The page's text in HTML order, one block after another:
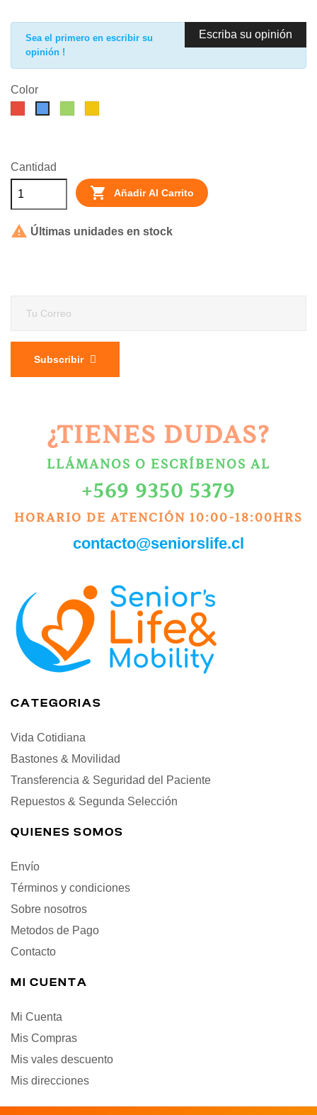
Escriba su opinión
Sea el primero en escribir su
opinión !
Color
Cantidad
 Añadir Al Carrito
 Últimas unidades en stock
Subscribir
¿TIENES DUDAS?
LLÁMANOS O ESCRÍBENOS AL
+569 9350 5379
HORARIO DE ATENCIÓN 10:00-18:00HRS
contacto@seniorslife.cl
CATEGORIAS
Vida Cotidiana
Bastones & Movilidad
Transferencia & Seguridad del Paciente
Repuestos & Segunda Selección
QUIENES SOMOS
Envío
Términos y condiciones
Sobre nosotros
Metodos de Pago
Contacto
MI CUENTA
Mi Cuenta
Mis Compras
Mis vales descuento
Mis direcciones